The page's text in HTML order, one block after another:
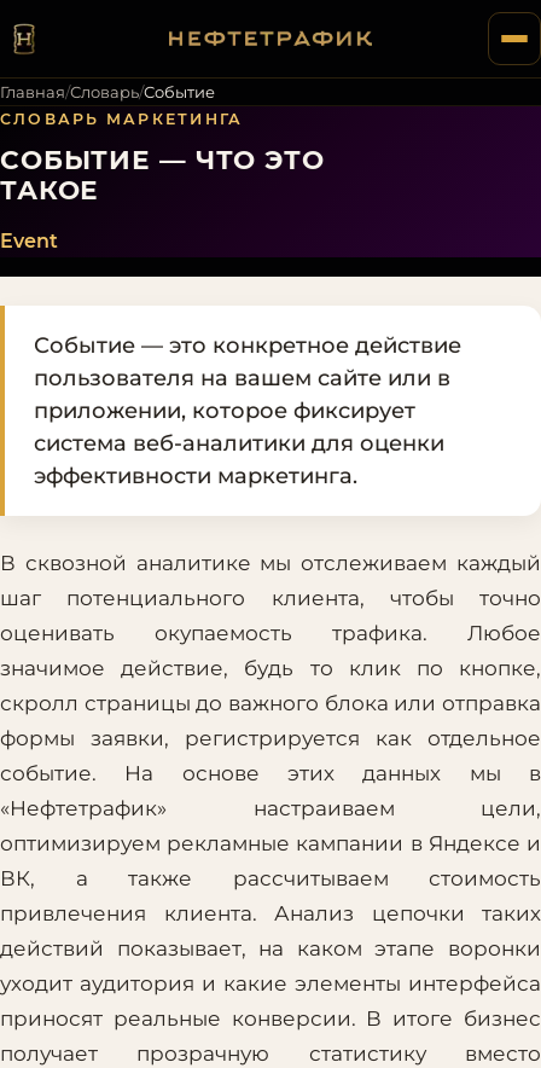
Главная/Словарь/Событие
СЛОВАРЬ МАРКЕТИНГА
СОБЫТИЕ — ЧТО ЭТО
ТАКОЕ
Event
Событие — это конкретное действие
пользователя на вашем сайте или в
приложении, которое фиксирует
система веб-аналитики для оценки
эффективности маркетинга.
В сквозной аналитике мы отслеживаем каждый
шаг потенциального клиента, чтобы точно
оценивать окупаемость трафика. Любое
значимое действие, будь то клик по кнопке,
скролл страницы до важного блока или отправка
формы заявки, регистрируется как отдельное
событие. На основе этих данных мы в
«Нефтетрафик» настраиваем цели,
оптимизируем рекламные кампании в Яндексе и
ВК, а также рассчитываем стоимость
привлечения клиента. Анализ цепочки таких
действий показывает, на каком этапе воронки
уходит аудитория и какие элементы интерфейса
приносят реальные конверсии. В итоге бизнес
получает прозрачную статистику вместо